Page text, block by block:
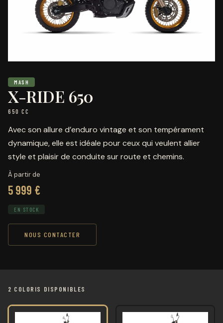
MASH
X-RIDE 650
650 CC
Avec son allure d’enduro vintage et son tempérament
dynamique, elle est idéale pour ceux qui veulent allier
style et plaisir de conduite sur route et chemins.
À partir de
5 999 €
EN STOCK
NOUS CONTACTER
2 COLORIS DISPONIBLES